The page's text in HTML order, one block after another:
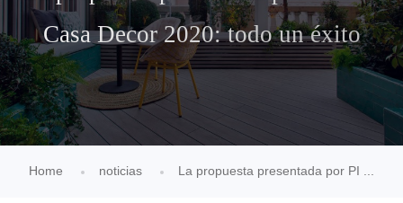
Casa Decor 2020: todo un éxito
Home noticias La propuesta presentada por PI ...